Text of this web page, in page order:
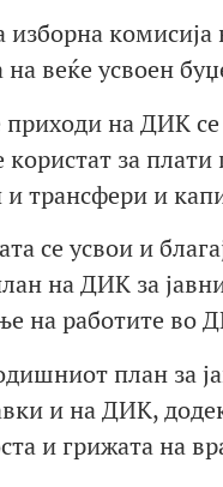
комисија
на веќе усвоен
приходи на ДИК
користат за
трансфери и
се усвои и
на ДИК за
на работите во
план за
и на ДИК,
и грижата на